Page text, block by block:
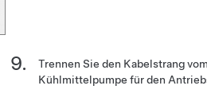
Trennen Sie den Kabelstrang
Kühlmittelpumpe für den